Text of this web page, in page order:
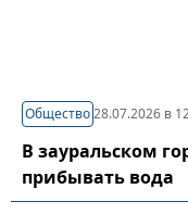
Общество28.07.2026 в
В зауральском
прибывать вода